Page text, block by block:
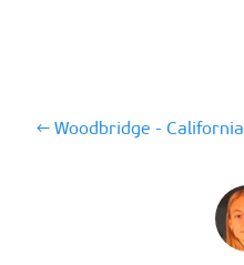
← Woodbridge - California